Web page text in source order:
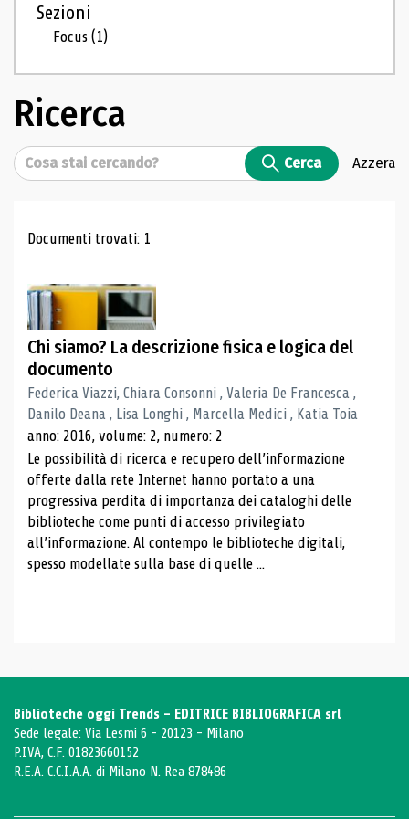
Sezioni
Focus(1)
Ricerca
Cerca Cerca Azzera
Risultati di ricerca
Documenti trovati: 1
Chi siamo? La descrizione fisica e logica del
documento
Federica Viazzi, Chiara Consonni , Valeria De Francesca ,
Danilo Deana , Lisa Longhi , Marcella Medici , Katia Toia
anno: 2016, volume: 2, numero: 2
Le possibilità di ricerca e recupero dell’informazione
offerte dalla rete Internet hanno portato a una
progressiva perdita di importanza dei cataloghi delle
biblioteche come punti di accesso privilegiato
all’informazione. Al contempo le biblioteche digitali,
spesso modellate sulla base di quelle ...
Biblioteche oggi Trends - EDITRICE BIBLIOGRAFICA srl
Sede legale: Via Lesmi 6 - 20123 - Milano
P.IVA, C.F. 01823660152
R.E.A. C.C.I.A.A. di Milano N. Rea 878486